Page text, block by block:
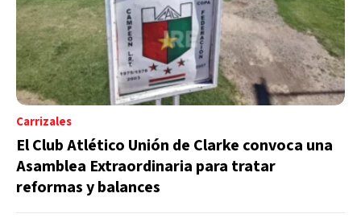
Carrizales
El Club Atlético Unión de Clarke convoca una
Asamblea Extraordinaria para tratar
reformas y balances